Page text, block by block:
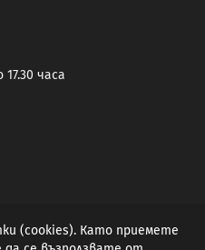
часа
(cookies). Като приемете